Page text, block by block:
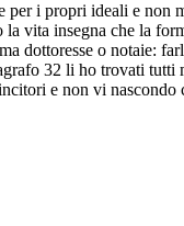
i propri ideali e
vita insegna che la
o notaie:
32 li ho trovati
e non vi